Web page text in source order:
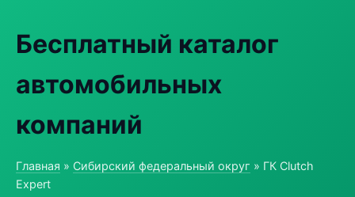
Бесплатный каталог
автомобильных
компаний
Главная » Сибирский федеральный округ » ГК Clutch
Expert